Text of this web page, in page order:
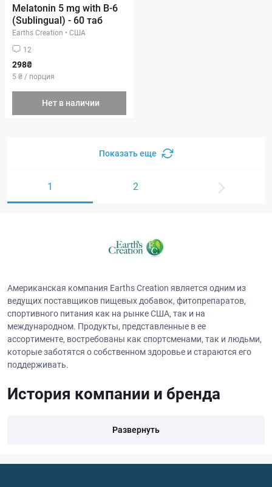
Melatonin 5 mg with B-6
(Sublingual) - 60 таб
Earths Creation • США
12
298₴
5 ₴ / порция
Нет в наличии
Показать еще
1 2
Американская компания Earths Creation является одним из
ведущих поставщиков пищевых добавок, фитопрепаратов,
спортивного питания как на рынке США, так и на
международном. Продукты, представленные в ее
ассортименте, востребованы как спортсменами, так и людьми,
которые заботятся о собственном здоровье и стараются его
поддерживать.
История компании и бренда
уже более четверти века ведутся исследования, результатом
Развернуть